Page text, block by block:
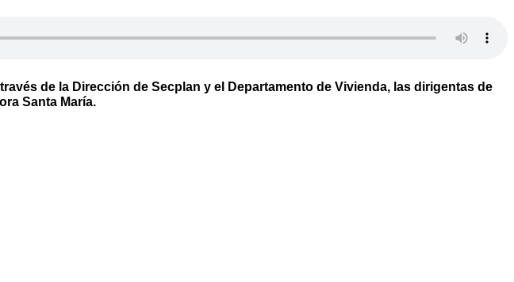
de la Dirección de Secplan y el Departamento de Vivienda, las dirigentas de
Santa María.